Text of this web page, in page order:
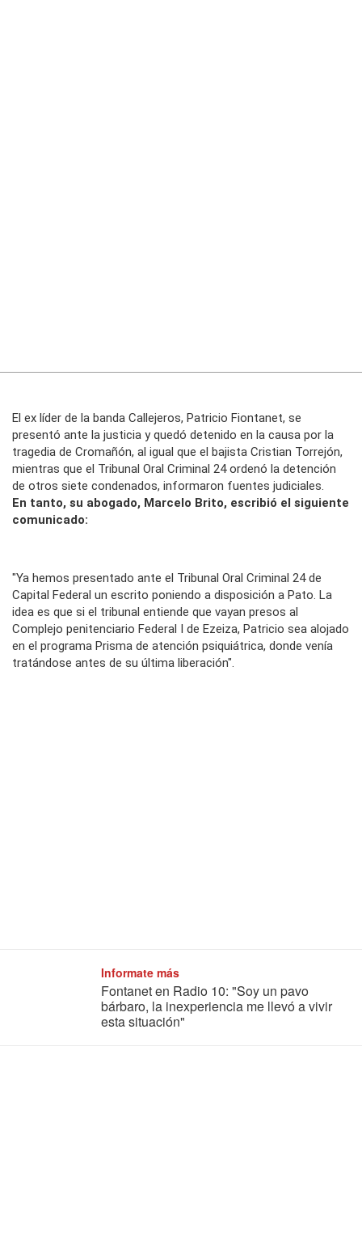
El ex líder de la banda Callejeros, Patricio Fiontanet, se
presentó ante la justicia y quedó detenido en la causa por la
tragedia de Cromañón, al igual que el bajista Cristian Torrejón,
mientras que el Tribunal Oral Criminal 24 ordenó la detención
de otros siete condenados, informaron fuentes judiciales.
En tanto, su abogado, Marcelo Brito, escribió el siguiente
comunicado:
"Ya hemos presentado ante el Tribunal Oral Criminal 24 de
Capital Federal un escrito poniendo a disposición a Pato. La
idea es que si el tribunal entiende que vayan presos al
Complejo penitenciario Federal I de Ezeiza, Patricio sea alojado
en el programa Prisma de atención psiquiátrica, donde venía
tratándose antes de su última liberación".
Informate más
Fontanet en Radio 10: "Soy un pavo
bárbaro, la inexperiencia me llevó a vivir
esta situación"